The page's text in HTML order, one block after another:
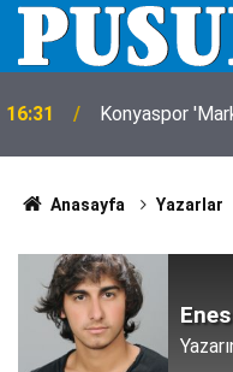
16:31 Konyaspor
Anasayfa Yazarlar